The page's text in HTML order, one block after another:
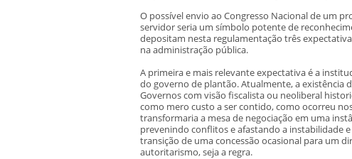
O possível envio ao Congresso Nacional de um
servidor seria um símbolo potente de
depositam nesta regulamentação três
na administração pública.
A primeira e mais relevante expectativa é a
do governo de plantão. Atualmente, a
Governos com visão fiscalista ou neoliberal
como mero custo a ser contido, como ocorreu
transformaria a mesa de negociação em uma
prevenindo conflitos e afastando a instabilidade
transição de uma concessão ocasional para um
autoritarismo, seja a regra.